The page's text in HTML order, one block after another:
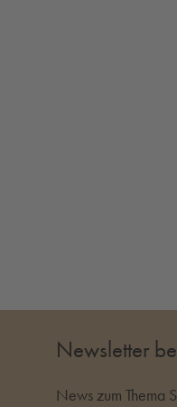
Newsletter
News zum Thema